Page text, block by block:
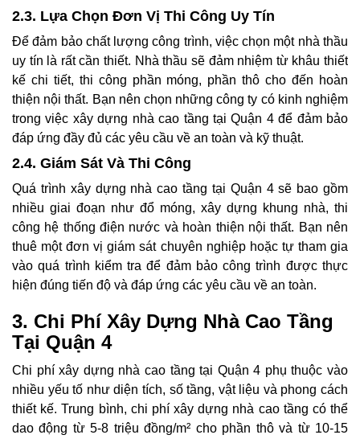
2.3. Lựa Chọn Đơn Vị Thi Công Uy Tín
Để đảm bảo chất lượng công trình, việc chọn một nhà thầu
uy tín là rất cần thiết. Nhà thầu sẽ đảm nhiệm từ khâu thiết
kế chi tiết, thi công phần móng, phần thô cho đến hoàn
thiện nội thất. Bạn nên chọn những công ty có kinh nghiệm
trong việc xây dựng nhà cao tầng tại Quận 4 để đảm bảo
đáp ứng đầy đủ các yêu cầu về an toàn và kỹ thuật.
2.4. Giám Sát Và Thi Công
Quá trình xây dựng nhà cao tầng tại Quận 4 sẽ bao gồm
nhiều giai đoạn như đổ móng, xây dựng khung nhà, thi
công hệ thống điện nước và hoàn thiện nội thất. Bạn nên
thuê một đơn vị giám sát chuyên nghiệp hoặc tự tham gia
vào quá trình kiểm tra để đảm bảo công trình được thực
hiện đúng tiến độ và đáp ứng các yêu cầu về an toàn.
3. Chi Phí Xây Dựng Nhà Cao Tầng
Tại Quận 4
Chi phí xây dựng nhà cao tầng tại Quận 4 phụ thuộc vào
nhiều yếu tố như diện tích, số tầng, vật liệu và phong cách
thiết kế. Trung bình, chi phí xây dựng nhà cao tầng có thể
dao động từ 5-8 triệu đồng/m² cho phần thô và từ 10-15